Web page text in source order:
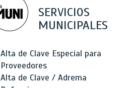
SERVICIOS
MUNICIPALES
Alta de Clave Especial para
Proveedores
Alta de Clave / Adrema